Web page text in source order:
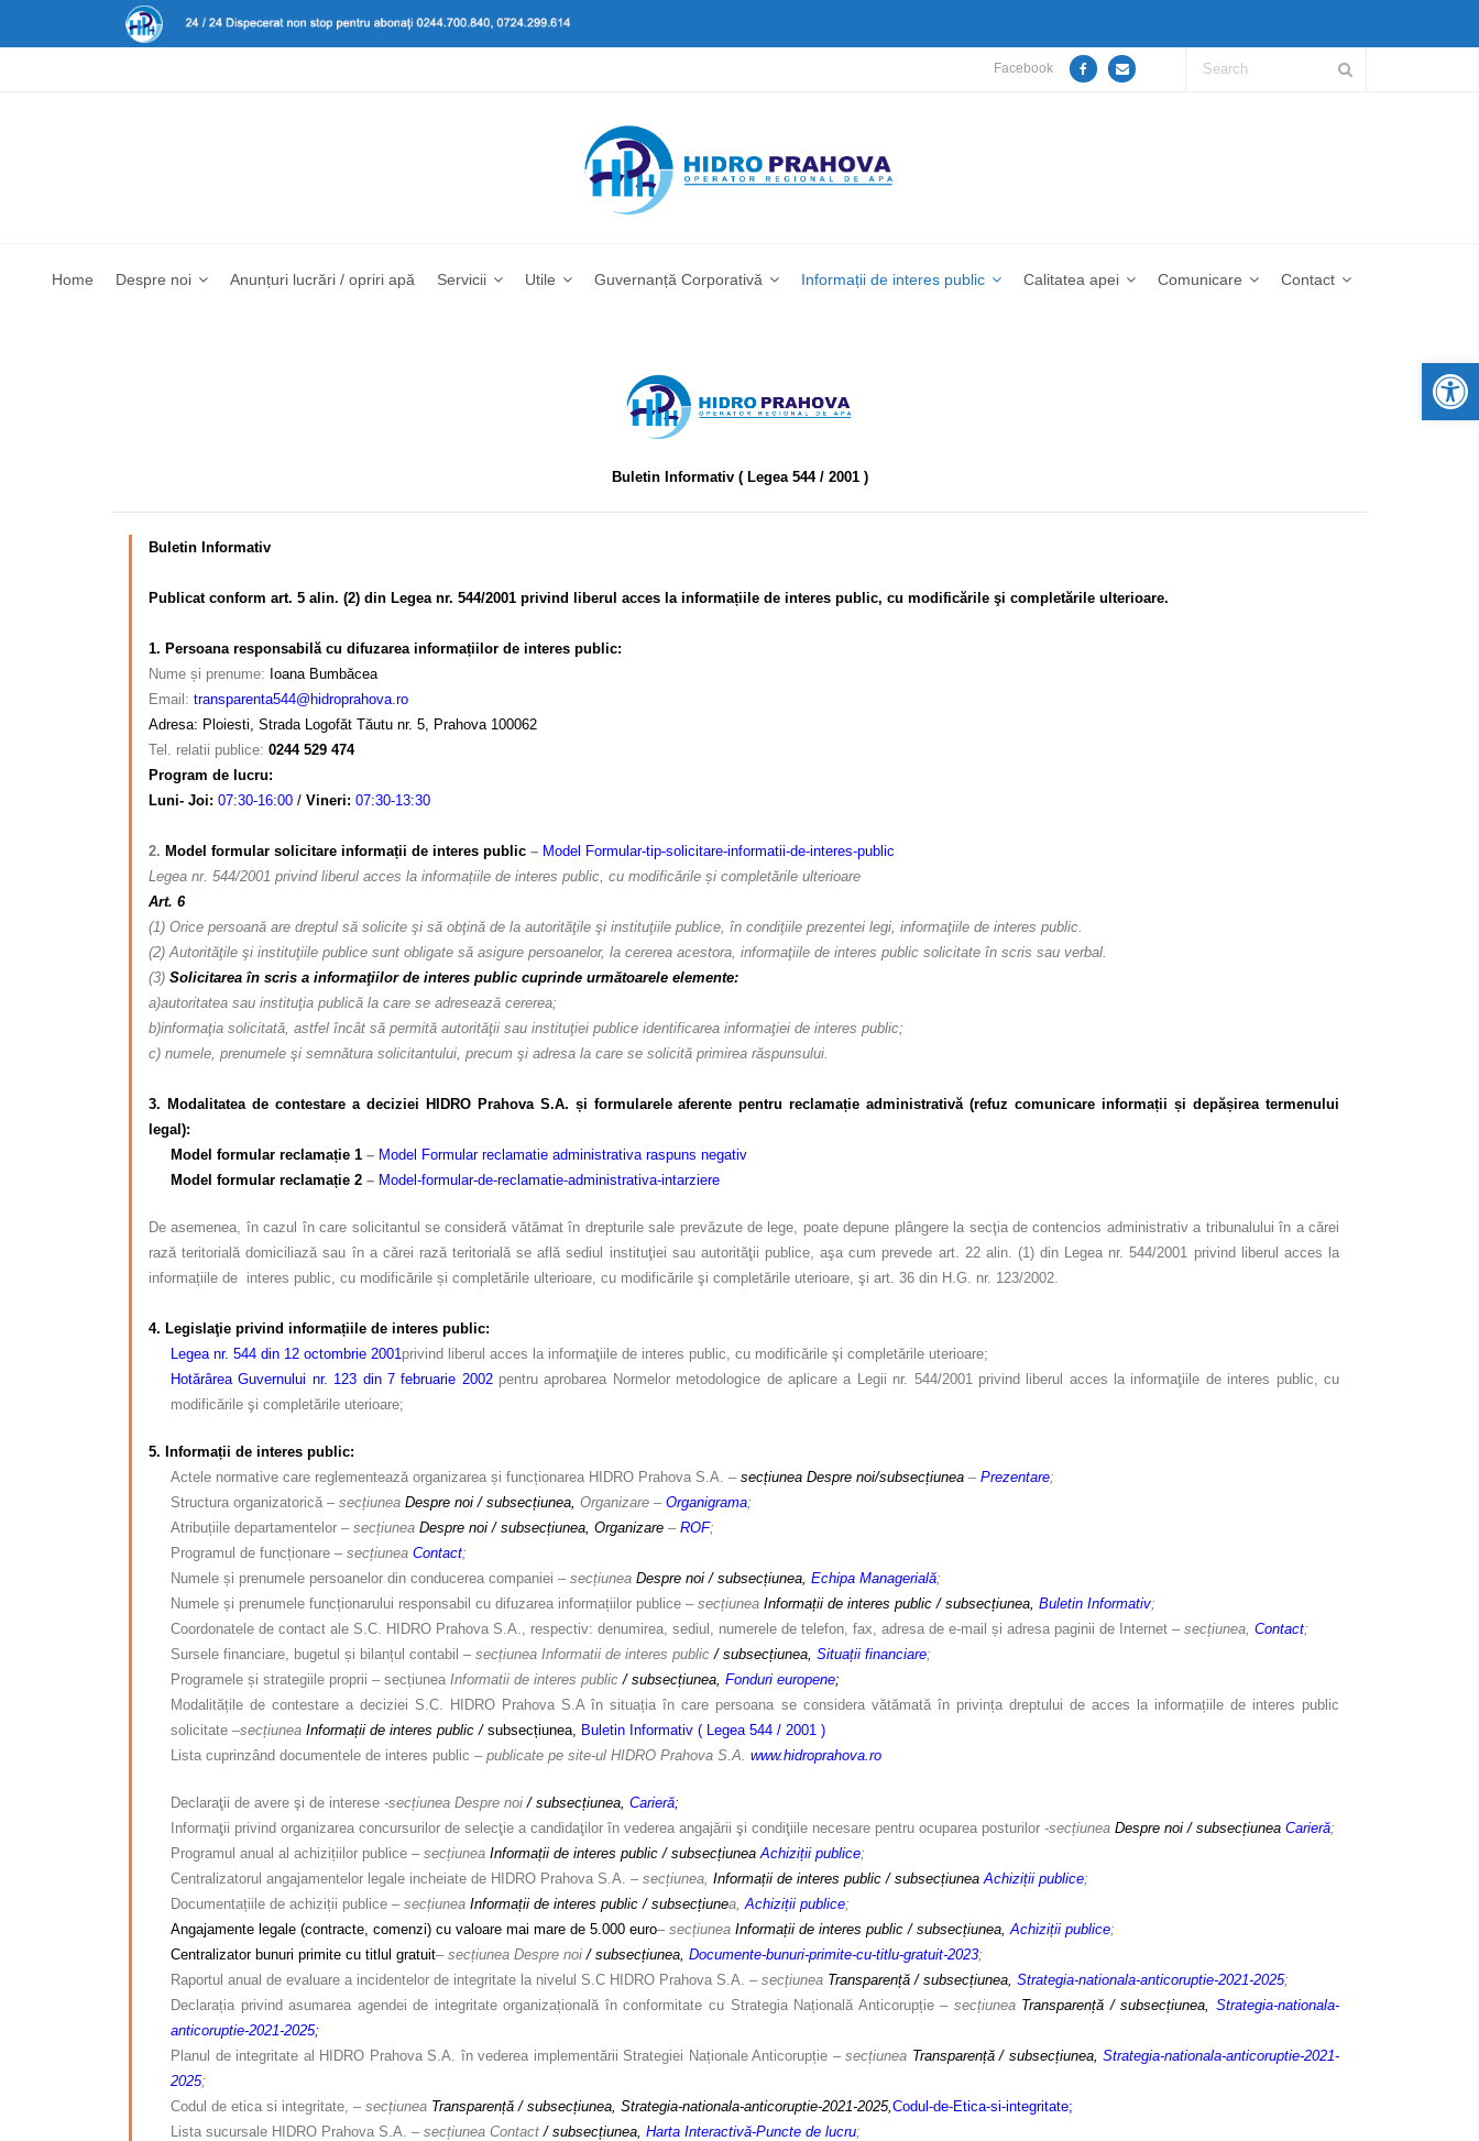
Facebook
Home Despre noi Anunțuri lucrări / opriri apă Servicii Utile Guvernanță Corporativă Informații de interes public Calitatea apei Comunicare Contact
Buletin Informativ ( Legea 544 / 2001 )
Buletin Informativ
Publicat conform art. 5 alin. (2) din Legea nr. 544/2001 privind liberul acces la informațiile de interes public, cu modificările şi completările ulterioare.
1. Persoana responsabilă cu difuzarea informațiilor de interes public:
Nume și prenume: Ioana Bumbăcea
Email: transparenta544@hidroprahova.ro
Adresa: Ploiesti, Strada Logofăt Tăutu nr. 5, Prahova 100062
Tel. relatii publice: 0244 529 474
Program de lucru:
Luni- Joi: 07:30-16:00 / Vineri: 07:30-13:30
2. Model formular solicitare informații de interes public – Model Formular-tip-solicitare-informatii-de-interes-public
Legea nr. 544/2001 privind liberul acces la informațiile de interes public, cu modificările și completările ulterioare
Art. 6
(1) Orice persoană are dreptul să solicite şi să obţină de la autorităţile şi instituţiile publice, în condiţiile prezentei legi, informaţiile de interes public.
(2) Autorităţile şi instituţiile publice sunt obligate să asigure persoanelor, la cererea acestora, informaţiile de interes public solicitate în scris sau verbal.
(3) Solicitarea în scris a informaţiilor de interes public cuprinde următoarele elemente:
a)autoritatea sau instituţia publică la care se adresează cererea;
b)informaţia solicitată, astfel încât să permită autorităţii sau instituţiei publice identificarea informaţiei de interes public;
c) numele, prenumele şi semnătura solicitantului, precum şi adresa la care se solicită primirea răspunsului.
3. Modalitatea de contestare a deciziei HIDRO Prahova S.A. și formularele aferente pentru reclamație administrativă (refuz comunicare informații și depășirea termenului
legal):
Model formular reclamație 1 – Model Formular reclamatie administrativa raspuns negativ
Model formular reclamație 2 – Model-formular-de-reclamatie-administrativa-intarziere
De asemenea, în cazul în care solicitantul se consideră vătămat în drepturile sale prevăzute de lege, poate depune plângere la secţia de contencios administrativ a tribunalului în a cărei
rază teritorială domiciliază sau în a cărei rază teritorială se află sediul instituţiei sau autorităţii publice, aşa cum prevede art. 22 alin. (1) din Legea nr. 544/2001 privind liberul acces la
informațiile de interes public, cu modificările și completările ulterioare, cu modificările şi completările uterioare, şi art. 36 din H.G. nr. 123/2002.
4. Legislaţie privind informațiile de interes public:
Legea nr. 544 din 12 octombrie 2001 privind liberul acces la informaţiile de interes public, cu modificările şi completările uterioare;
Hotărârea Guvernului nr. 123 din 7 februarie 2002pentru aprobarea Normelor metodologice de aplicare a Legii nr. 544/2001 privind liberul acces la informaţiile de interes public, cu
modificările şi completările uterioare;
5. Informații de interes public:
Actele normative care reglementează organizarea și funcționarea HIDRO Prahova S.A. – secțiunea Despre noi/subsecțiunea – Prezentare;
Structura organizatorică – secțiunea Despre noi / subsecțiunea, Organizare – Organigrama;
Atribuțiile departamentelor – secțiunea Despre noi / subsecțiunea, Organizare – ROF;
Programul de funcționare – secțiunea Contact;
Numele și prenumele persoanelor din conducerea companiei – secțiunea Despre noi / subsecțiunea, Echipa Managerială;
Numele și prenumele funcționarului responsabil cu difuzarea informațiilor publice – secțiunea Informații de interes public / subsecțiunea, Buletin Informativ;
Coordonatele de contact ale S.C. HIDRO Prahova S.A., respectiv: denumirea, sediul, numerele de telefon, fax, adresa de e-mail și adresa paginii de Internet – secțiunea, Contact;
Sursele financiare, bugetul și bilanțul contabil – secțiunea Informatii de interes public/ subsecțiunea, Situații financiare;
Programele și strategiile proprii – secțiunea Informatii de interes public/ subsecțiunea, Fonduri europene;
Modalitățile de contestare a deciziei S.C. HIDRO Prahova S.A în situația în care persoana se considera vătămată în privința dreptului de acces la informațiile de interes public
solicitate –secțiunea Informații de interes public / subsecțiunea,
Buletin Informativ ( Legea 544 / 2001 )
Lista cuprinzând documentele de interes public – publicate pe site-ul HIDRO Prahova S.A. www.hidroprahova.ro
Declaraţii de avere şi de interese -secțiunea Despre noi / subsecțiunea, Carieră;
Informaţii privind organizarea concursurilor de selecţie a candidaţilor în vederea angajării şi condiţiile necesare pentru ocuparea posturilor -secțiunea Despre noi / subsecțiunea Carieră;
Programul anual al achizițiilor publice – secțiunea Informații de interes public / subsecțiunea Achiziții publice;
Centralizatorul angajamentelor legale incheiate de HIDRO Prahova S.A. – secțiunea, Informații de interes public / subsecțiunea Achiziții publice;
Documentațiile de achiziții publice – secțiunea Informații de interes public / subsecțiunea, Achiziții publice;
Angajamente legale (contracte, comenzi) cu valoare mai mare de 5.000 euro– secțiunea Informații de interes public / subsecțiunea, Achiziții publice;
Centralizator bunuri primite cu titlul gratuit– secțiunea Despre noi / subsecțiunea, Documente-bunuri-primite-cu-titlu-gratuit-2023;
Raportul anual de evaluare a incidentelor de integritate la nivelul S.C HIDRO Prahova S.A. – secțiunea Transparență / subsecțiunea, Strategia-nationala-anticoruptie-2021-2025;
Declarația privind asumarea agendei de integritate organizațională în conformitate cu Strategia Națională Anticorupție– secțiunea Transparență / subsecțiunea,Strategia-nationala-
anticoruptie-2021-2025;
Planul de integritate al HIDRO Prahova S.A. în vederea implementării Strategiei Naționale Anticorupție – secțiunea Transparență / subsecțiunea, Strategia-nationala-anticoruptie-2021-
2025;
Codul de etica si integritate, – secțiunea Transparență / subsecțiunea, Strategia-nationala-anticoruptie-2021-2025, Codul-de-Etica-si-integritate;
Lista sucursale HIDRO Prahova S.A. – secțiunea Contact / subsecțiunea, Harta Interactivă-Puncte de lucru;